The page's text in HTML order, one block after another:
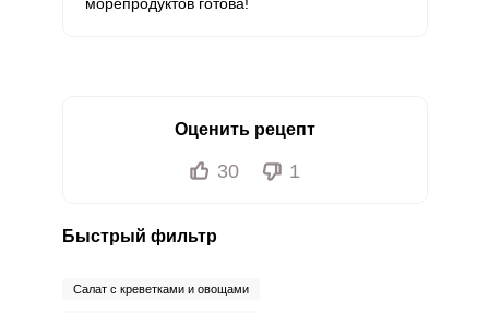
Оценить рецепт
30 1
Быстрый фильтр
Салат с креветками и овощами